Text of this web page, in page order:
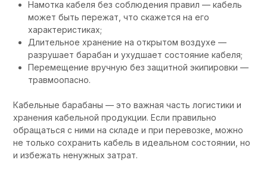
Намотка кабеля без соблюдения правил — кабель
может быть пережат, что скажется на его
характеристиках;
Длительное хранение на открытом воздухе —
разрушает барабан и ухудшает состояние кабеля;
Перемещение вручную без защитной экипировки —
травмоопасно.
Кабельные барабаны — это важная часть логистики и
хранения кабельной продукции. Если правильно
обращаться с ними на складе и при перевозке, можно
не только сохранить кабель в идеальном состоянии, но
и избежать ненужных затрат.